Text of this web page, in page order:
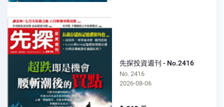
先探投資週刊 - No.2416
No. 2416
2026-08-06